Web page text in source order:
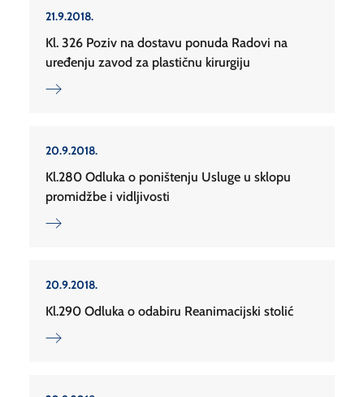
21.9.2018.
Kl. 326 Poziv na dostavu ponuda Radovi na
uređenju zavod za plastičnu kirurgiju
20.9.2018.
Kl.280 Odluka o poništenju Usluge u sklopu
promidžbe i vidljivosti
20.9.2018.
Kl.290 Odluka o odabiru Reanimacijski stolić